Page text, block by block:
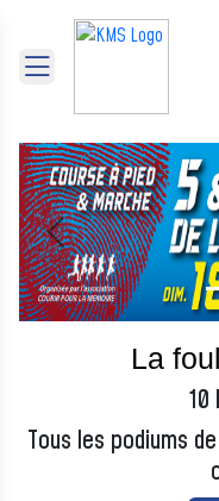
Précédent
La
Tous les podiums
Panneau de gestion des cookies